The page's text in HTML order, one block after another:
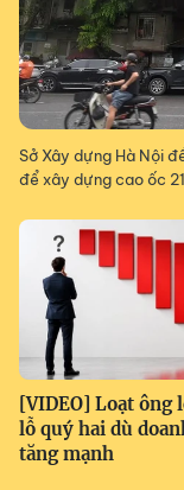
Sở Xây dựng Hà Nội
để xây dựng cao ốc
[VIDEO] Loạt ông
lỗ quý hai dù
tăng mạnh